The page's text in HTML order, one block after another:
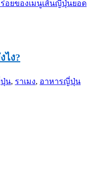
ไง?
น, ราเมง, อาหารญี่ปุ่น